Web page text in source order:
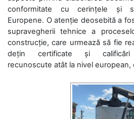
conformitate cu cerințele și
Europene. O atenție deosebită a
supravegherii tehnice a
construcție, care urmează să fie
dețin certificate și calificări
recunoscute atât la nivel european,